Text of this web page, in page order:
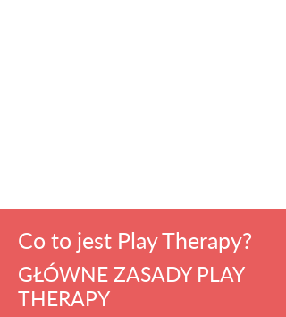
Co to jest Play Therapy?
GŁÓWNE ZASADY PLAY
THERAPY